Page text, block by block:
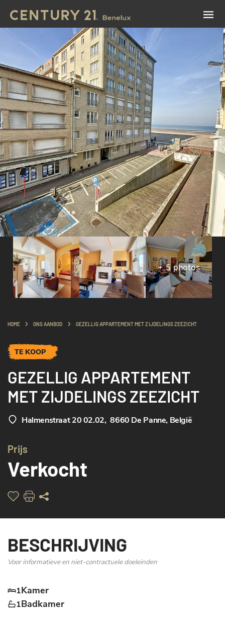
+5photos
HOME ONS AANBOD GEZELLIG APPARTEMENT MET ZIJDELINGS ZEEZICHT
TE KOOP
GEZELLIG APPARTEMENT
MET ZIJDELINGS ZEEZICHT
Halmenstraat 20 02.02, 8660 De Panne, België
Prijs
Verkocht
BESCHRIJVING
Voor informatieve en niet-contractuele doeleinden
1Kamer
1Badkamer